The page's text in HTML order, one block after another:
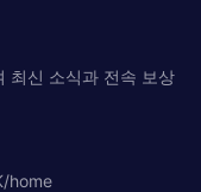
최신 소식과 전속 보상
home